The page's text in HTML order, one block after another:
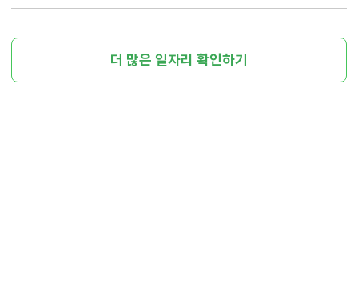
더 많은 일자리 확인하기